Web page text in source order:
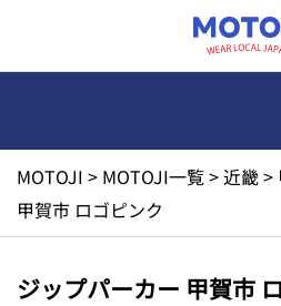
MOTOJI > MOTOJI一覧>近畿>
甲賀市 ロゴピンク
ジップパーカー 甲賀市